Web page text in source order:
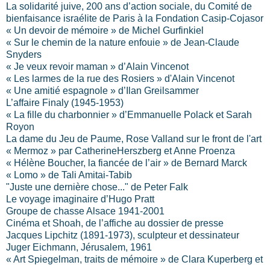
La solidarité juive, 200 ans d’action sociale, du Comité de
bienfaisance israélite de Paris à la Fondation Casip-Cojasor
« Un devoir de mémoire » de Michel Gurfinkiel
« Sur le chemin de la nature enfouie » de Jean-Claude
Snyders
« Je veux revoir maman » d’Alain Vincenot
« Les larmes de la rue des Rosiers » d'Alain Vincenot
« Une amitié espagnole » d’Ilan Greilsammer
L’affaire Finaly (1945-1953)
« La fille du charbonnier » d’Emmanuelle Polack et Sarah
Royon
La dame du Jeu de Paume, Rose Valland sur le front de l'art
« Mermoz » par CatherineHerszberg et Anne Proenza
« Hélène Boucher, la fiancée de l’air » de Bernard Marck
« Lomo » de Tali Amitai-Tabib
"Juste une dernière chose..." de Peter Falk
Le voyage imaginaire d’Hugo Pratt
Groupe de chasse Alsace 1941-2001
Cinéma et Shoah, de l’affiche au dossier de presse
Jacques Lipchitz (1891-1973), sculpteur et dessinateur
Juger Eichmann, Jérusalem, 1961
« Art Spiegelman, traits de mémoire » de Clara Kuperberg et